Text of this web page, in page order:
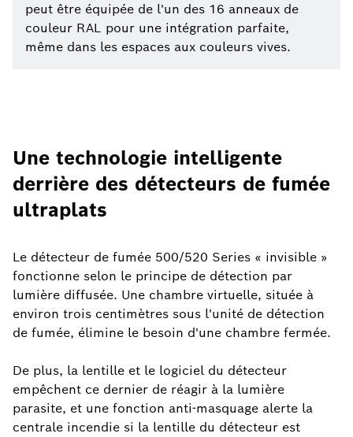
peut être équipée de l'un des 16 anneaux de
couleur RAL pour une intégration parfaite,
même dans les espaces aux couleurs vives.
Une technologie intelligente
derrière des détecteurs de fumée
ultraplats
Le détecteur de fumée 500/520 Series « invisible »
fonctionne selon le principe de détection par
lumière diffusée. Une chambre virtuelle, située à
environ trois centimètres sous l'unité de détection
de fumée, élimine le besoin d'une chambre fermée.
De plus, la lentille et le logiciel du détecteur
empêchent ce dernier de réagir à la lumière
parasite, et une fonction anti-masquage alerte la
centrale incendie si la lentille du détecteur est